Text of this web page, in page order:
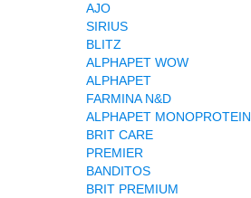
AJO
SIRIUS
BLITZ
ALPHAPET WOW
ALPHAPET
FARMINA N&D
ALPHAPET MONOPROTEIN
BRIT CARE
PREMIER
BANDITOS
BRIT PREMIUM